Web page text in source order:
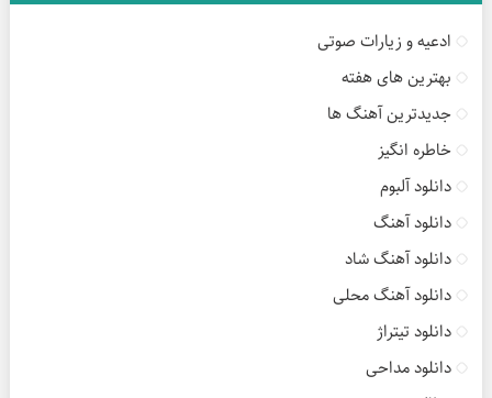
ادعیه و زیارات صوتی
بهترین های هفته
جدیدترین آهنگ ها
خاطره انگیز
دانلود آلبوم
دانلود آهنگ
دانلود آهنگ شاد
دانلود آهنگ محلی
دانلود تیتراژ
دانلود مداحی